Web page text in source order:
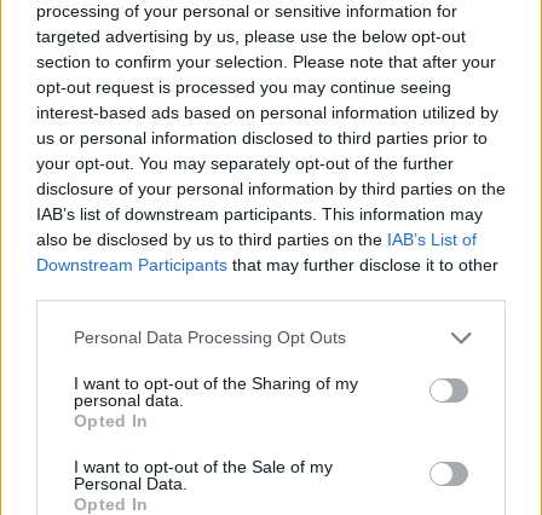
processing of your personal or sensitive information for
targeted advertising by us, please use the below opt-out
section to confirm your selection. Please note that after your
opt-out request is processed you may continue seeing
interest-based ads based on personal information utilized by
us or personal information disclosed to third parties prior to
your opt-out. You may separately opt-out of the further
disclosure of your personal information by third parties on the
IAB’s list of downstream participants. This information may
also be disclosed by us to third parties on the IAB’s List of
Downstream Participants that may further disclose it to other
Please note that this website/app uses one or more Google
not limited to your visit or usage behaviour. You may click to
grant or deny consent to Google and its third-party tags to
use your data for below specified purposes in below Google
consent section.
Personal Data Processing Opt Outs
I want to opt-out of the Sharing of my
personal data.
Opted In
I want to opt-out of the Sale of my
Personal Data.
Opted In
Διαβάστε περισσότερα
Τρίτη 12 Μαΐ 2026, 21:10
Τραγωδία στην